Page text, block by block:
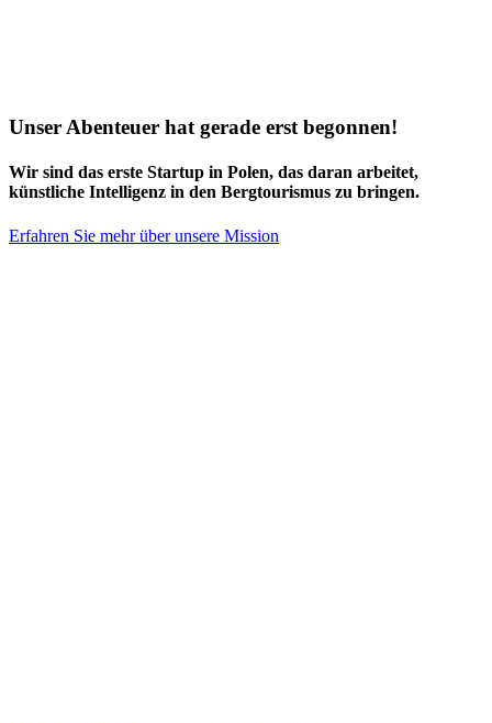
Unser Abenteuer hat gerade erst begonnen!
Wir sind das erste Startup in Polen, das daran arbeitet,
künstliche Intelligenz in den Bergtourismus zu bringen.
Erfahren Sie mehr über unsere Mission